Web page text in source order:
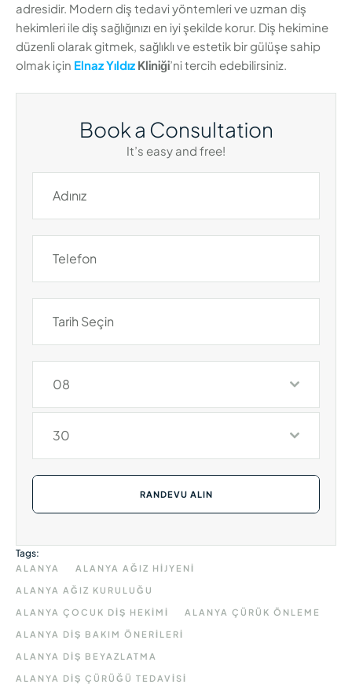
adresidir. Modern diş tedavi yöntemleri ve uzman diş
hekimleri ile diş sağlığınızı en iyi şekilde korur. Diş hekimine
düzenli olarak gitmek, sağlıklı ve estetik bir gülüşe sahip
olmak için Elnaz Yıldız Kliniği’ni tercih edebilirsiniz.
Book a Consultation
It’s easy and free!
08
30
RANDEVU ALIN
Tags:
ALANYA ALANYA AĞIZ HIJYENI
ALANYA AĞIZ KURULUĞU
ALANYA ÇOCUK DIŞ HEKIMI ALANYA ÇÜRÜK ÖNLEME
ALANYA DIŞ BAKIM ÖNERILERI
ALANYA DIŞ BEYAZLATMA
ALANYA DIŞ ÇÜRÜĞÜ TEDAVISI